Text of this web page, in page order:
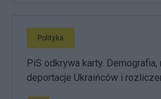
Polityka
PiS odkrywa karty. Demografia,
deportacje Ukraińców i